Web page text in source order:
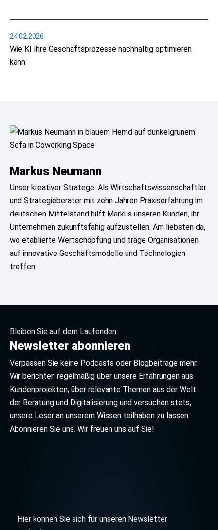
24.02.2026
Wie KI Ihre Geschäftsprozesse nachhaltig optimieren
kann
Markus Neumann
Unser kreativer Stratege. Als Wirtschaftswissenschaftler
und Strategieberater mit zehn Jahren Praxiserfahrung im
deutschen Mittelstand hilft Markus unseren Kunden, ihr
Unternehmen zukunftsfähig aufzustellen. Am liebsten da,
wo etablierte Wertschöpfung und träge Organisationen
auf innovative Geschäftsmodelle und Technologien
treffen.
Bleiben Sie auf dem Laufenden
Newsletter abonnieren
Verpassen Sie keine Podcasts oder Blogbeiträge mehr.
Wir berichten regelmäßig über unsere Erfahrungen aus
Kundenprojekten, über relevante Themen aus der Welt
der Beratung und Digitalisierung und versuchen stets,
unsere Leser an unserem Wissen teilhaben zu lassen.
Abonnieren Sie uns. Wir freuen uns auf Sie!
Hier können Sie sich für unseren Newsletter